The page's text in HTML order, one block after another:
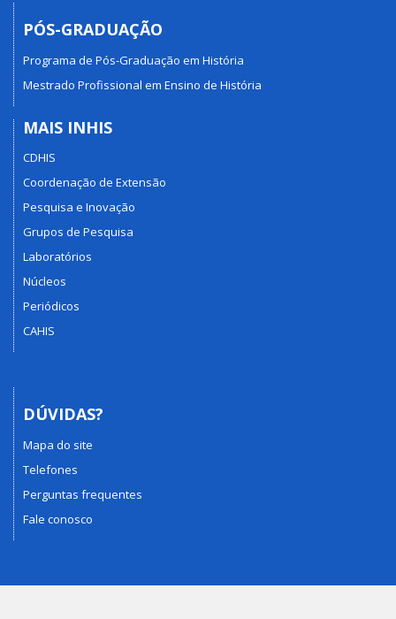
PÓS-GRADUAÇÃO
Programa de Pós-Graduação em História
Mestrado Profissional em Ensino de História
MAIS INHIS
CDHIS
Coordenação de Extensão
Pesquisa e Inovação
Grupos de Pesquisa
Laboratórios
Núcleos
Periódicos
CAHIS
DÚVIDAS?
Mapa do site
Telefones
Perguntas frequentes
Fale conosco